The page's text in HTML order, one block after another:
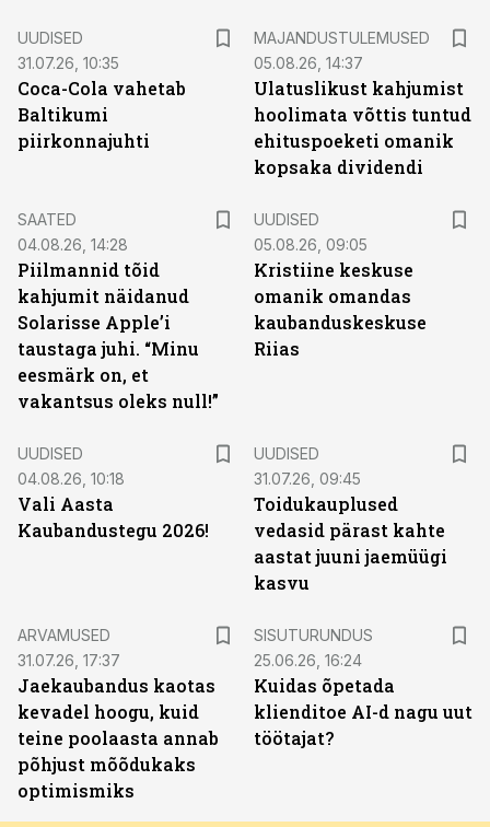
UUDISED
31.07.26, 10:35
Coca-Cola vahetab
Baltikumi
piirkonnajuhti
MAJANDUSTULEMUSED
05.08.26, 14:37
Ulatuslikust kahjumist
hoolimata võttis tuntud
ehituspoeketi omanik
kopsaka dividendi
SAATED
04.08.26, 14:28
Piilmannid tõid
kahjumit näidanud
Solarisse Apple’i
taustaga juhi. “Minu
eesmärk on, et
vakantsus oleks null!”
UUDISED
05.08.26, 09:05
Kristiine keskuse
omanik omandas
kaubanduskeskuse
Riias
UUDISED
04.08.26, 10:18
Vali Aasta
Kaubandustegu 2026!
UUDISED
31.07.26, 09:45
Toidukauplused
vedasid pärast kahte
aastat juuni jaemüügi
kasvu
ARVAMUSED
31.07.26, 17:37
Jaekaubandus kaotas
kevadel hoogu, kuid
teine poolaasta annab
põhjust mõõdukaks
optimismiks
SISUTURUNDUS
25.06.26, 16:24
Kuidas õpetada
klienditoe AI-d nagu uut
töötajat?